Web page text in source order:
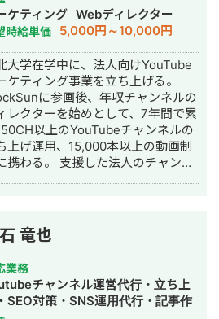
必要なデザインを制作します。 →
だけ・制作だけ、どちらのご依頼
す。 私について 元大手企業
社員として、複数の事業部でプロ
クト推進・課題解決を経験。その
身体障害を持ちながら独立し、小
デザイン事務所の一人社長として
います。 移動に制約があるた
すべてのやり取りをオンラインで
できる体制を整えてきました。
・Google Meet・チャットツー
の中で最大の成果を出
──これは障害を持つ私が日々実
てきたことであり、中小企業の経
善と同じ考え方だと思っていま
だからこそ、コスト・人手・時間
られた環境でもリアルな提案がで
ケティング Webディレクター
時給単価 5,000円～10,000円
大学在学中に、法人向けYouTube
ケティング事業を立ち上げる。
に参画後、年収チャンネルの
レクターを始めとして、7年間で累
以上のYouTubeチャンネルの
上げ運用、15,000本以上の動画制
携わる。 支援した法人のチャンネ
人の動画チームの統括を務める。
竜也
業務
チャンネル運営代行・立ち上
SEO対策・SNS運用代行・記事作